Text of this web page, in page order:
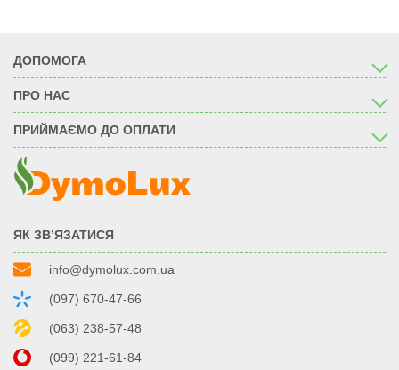
ДОПОМОГА
ПРО НАС
ПРИЙМАЄМО ДО ОПЛАТИ
ЯК ЗВ’ЯЗАТИСЯ
info@dymolux.com.ua
(097) 670-47-66
(063) 238-57-48
(099) 221-61-84